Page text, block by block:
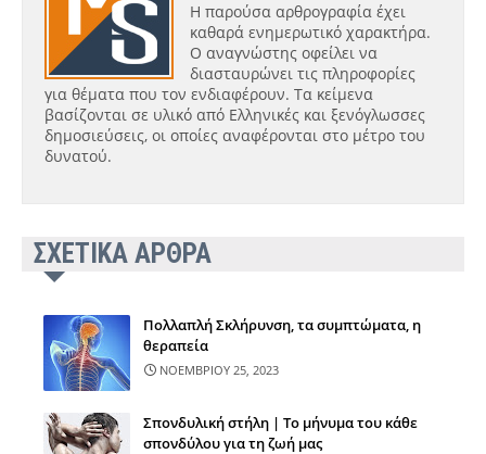
Η παρούσα αρθρογραφία έχει
καθαρά ενημερωτικό χαρακτήρα.
Ο αναγνώστης οφείλει να
διασταυρώνει τις πληροφορίες
για θέματα που τον ενδιαφέρουν. Τα κείμενα
βασίζονται σε υλικό από Ελληνικές και ξενόγλωσσες
δημοσιεύσεις, οι οποίες αναφέρονται στο μέτρο του
δυνατού.
ΣΧΕΤΙΚΑ ΑΡΘΡΑ
Πολλαπλή Σκλήρυνση, τα συμπτώματα, η
θεραπεία
ΝΟΕΜΒΡΙΟΥ 25, 2023
Σπονδυλική στήλη | Το μήνυμα του κάθε
σπονδύλου για τη ζωή μας